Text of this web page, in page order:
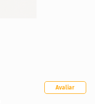
Avaliar